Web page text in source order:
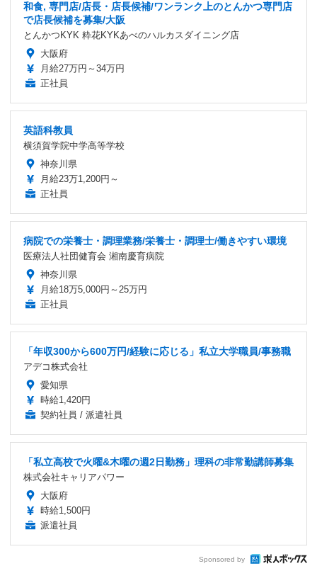
和食, 専門店/店長・店長候補/ワンランク上のとんかつ専門店
で店長候補を募集/大阪
とんかつKYK 粋花KYKあべのハルカスダイニング店
大阪府
月給27万円～34万円
正社員
英語科教員
横須賀学院中学高等学校
神奈川県
月給23万1,200円～
正社員
病院での栄養士・調理業務/栄養士・調理士/働きやすい環境
医療法人社団健育会 湘南慶育病院
神奈川県
月給18万5,000円～25万円
正社員
「年収300から600万円/経験に応じる」私立大学職員/事務職
アデコ株式会社
愛知県
時給1,420円
契約社員 / 派遣社員
「私立高校で火曜&木曜の週2日勤務」理科の非常勤講師募集
株式会社キャリアパワー
大阪府
時給1,500円
派遣社員
Sponsored by